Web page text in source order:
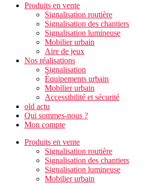
Produits en vente
Signalisation routière
Signalisation des chantiers
Signalisation lumineuse
Mobilier urbain
Aire de jeux
Nos réalisations
Signalisation
Équipements urbain
Mobilier urbain
Accessibilité et sécurité
old actu
Qui sommes-nous ?
Mon compte
Produits en vente
Signalisation routière
Signalisation des chantiers
Signalisation lumineuse
Mobilier urbain